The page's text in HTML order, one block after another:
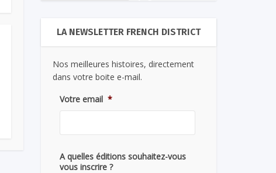
LA NEWSLETTER FRENCH DISTRICT
Nos meilleures histoires, directement
dans votre boite e-mail.
Votre email *
A quelles éditions souhaitez-vous
vous inscrire ?